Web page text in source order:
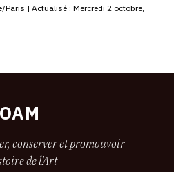
| Actualisé : Mercredi 2 octobre,
OAM
conserver et promouvoir
de l'Art